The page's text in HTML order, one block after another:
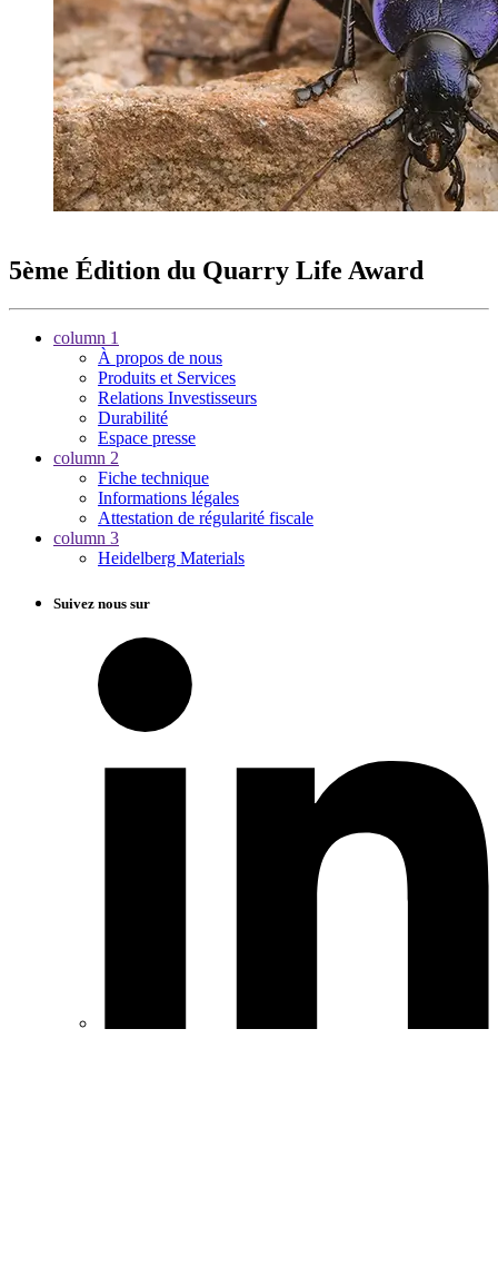
5ème Édition du Quarry Life Award
column 1
À propos de nous
Produits et Services
Relations Investisseurs
Durabilité
Espace presse
column 2
Fiche technique
Informations légales
Attestation de régularité fiscale
column 3
Heidelberg Materials
Suivez nous sur